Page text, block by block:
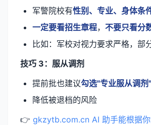
军警院校有性别、专业、身体条
一定要看招生章程， 不要只看分
比如：军校对视力要求严格，部
技巧 3：服从调剂
提前批也建议勾选"专业服从调剂"
降低被退档的风险
👉 gkzytb.com.cn AI 助手能根据